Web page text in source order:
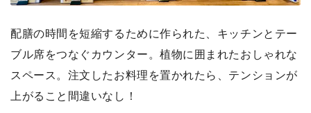
配膳の時間を短縮するために作られた、キッチンとテー
ブル席をつなぐカウンター。植物に囲まれたおしゃれな
スペース。注文したお料理を置かれたら、テンションが
上がること間違いなし！